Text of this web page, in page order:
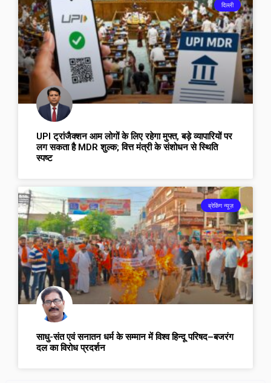
दिल्ली
UPI ट्रांजैक्शन आम लोगों के लिए रहेगा मुफ्त, बड़े व्यापारियों पर
लग सकता है MDR शुल्क; वित्त मंत्री के संशोधन से स्थिति
स्पष्ट
ब्रेकिंग न्यूज़
साधु-संत एवं सनातन धर्म के सम्मान में विश्व हिन्दू परिषद–बजरंग
दल का विरोध प्रदर्शन